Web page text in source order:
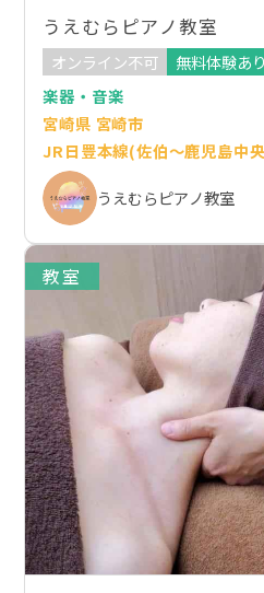
うえむらピアノ教室
オンライン不可
無料体験あり
楽器・音楽
宮崎県 宮崎市
JR日豊本線(佐伯～鹿児島中
うえむらピアノ教室
教室